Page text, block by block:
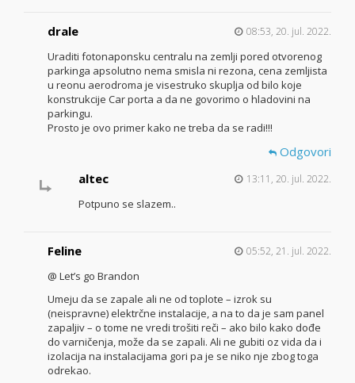
drale 08:53, 20. jul. 2022.
Uraditi fotonaponsku centralu na zemlji pored otvorenog
parkinga apsolutno nema smisla ni rezona, cena zemljista
u reonu aerodroma je visestruko skuplja od bilo koje
konstrukcije Car porta a da ne govorimo o hladovini na
parkingu.
Prosto je ovo primer kako ne treba da se radi!!!
Odgovori
altec
13:11, 20. jul. 2022.
Potpuno se slazem..
Feline 05:52, 21. jul. 2022.
@ Let’s go Brandon
Umeju da se zapale ali ne od toplote – izrok su
(neispravne) elektrčne instalacije, a na to da je sam panel
zapaljiv – o tome ne vredi trošiti reči – ako bilo kako dođe
do varničenja, može da se zapali. Ali ne gubiti oz vida da i
izolacija na instalacijama gori pa je se niko nje zbog toga
odrekao.